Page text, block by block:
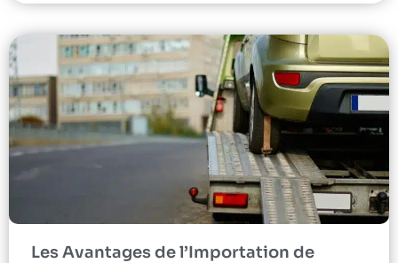
Les Avantages de l’Importation de